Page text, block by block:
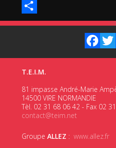
Twitter
Share
T.E.I.M.
81 impasse André-Marie
14500 VIRE NORMANDIE
Tèl. 02 31 68 06 42 - Fax 02
contact@teim.net
Groupe ALLEZ : www.allez.fr